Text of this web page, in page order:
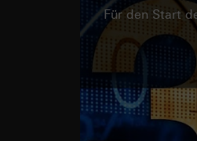
Für den Start